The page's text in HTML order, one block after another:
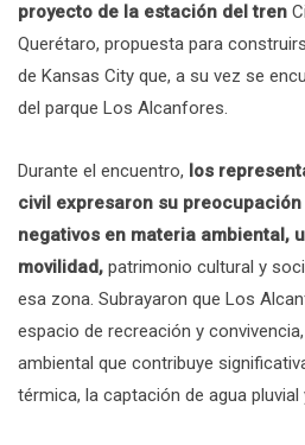
proyecto de la estación del tren
Querétaro, propuesta para
de Kansas City que, a su vez se
del parque Los Alcanfores.
Durante el encuentro, los
civil expresaron su
negativos en materia ambiental,
movilidad, patrimonio cultural y
esa zona. Subrayaron que Los
espacio de recreación y
ambiental que contribuye
térmica, la captación de agua pluvial